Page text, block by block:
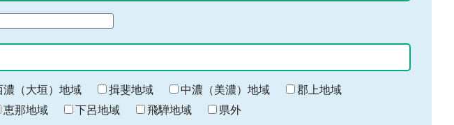
濃（大垣）地域 揖斐地域 中濃（美濃）地域
郡上地域
恵那地域 下呂地域 飛騨地域 県外